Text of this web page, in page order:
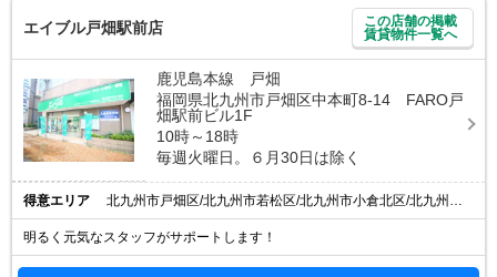
エイブル戸畑駅前店
この店舗の掲載
賃貸物件一覧へ
鹿児島本線 戸畑
福岡県北九州市戸畑区中本町8-14 FARO戸
畑駅前ビル1F
10時～18時
毎週火曜日。６月30日は除く
得意エリア 北九州市戸畑区/北九州市若松区/北九州市小倉北区/北九州市八幡東区/北九州市八幡西区
明るく元気なスタッフがサポートします！